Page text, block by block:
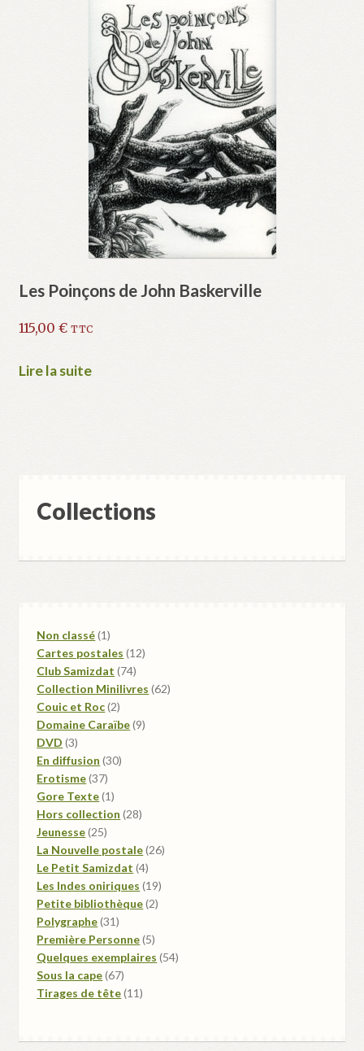
Les Poinçons de John Baskerville
115,00 € TTC
Lire la suite
Collections
Non classé 11
produit
Cartes postales 1212
Club Samizdat 7474
produits
Collection Minilivres 6262
Couic et Roc 22
produits
Domaine Caraïbe 99
DVD 33
produits
En diffusion 3030
Erotisme 3737
produits
Gore Texte 11
produit
Hors collection 2828
Jeunesse 2525
produits
La Nouvelle postale 2626
Le Petit Samizdat 44
produits
Les Indes oniriques 1919
Petite bibliothèque 22
Polygraphe 3131
produits
Première Personne 55
produits
Quelques exemplaires 5454
Sous la cape 6767
produits
Tirages de tête 1111